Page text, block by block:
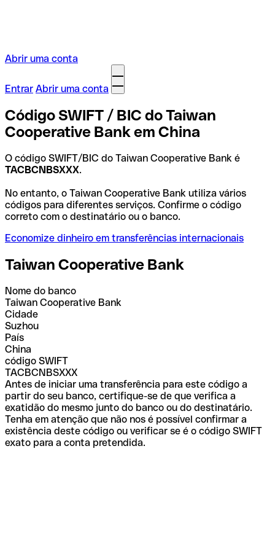
Abrir uma conta
Entrar Abrir uma conta
Código SWIFT / BIC do Taiwan
Cooperative Bank em China
O código SWIFT/BIC do Taiwan Cooperative Bank é
TACBCNBSXXX.
No entanto, o Taiwan Cooperative Bank utiliza vários
códigos para diferentes serviços. Confirme o código
correto com o destinatário ou o banco.
Economize dinheiro em transferências internacionais
Taiwan Cooperative Bank
Nome do banco
Taiwan Cooperative Bank
Cidade
Suzhou
País
China
código SWIFT
TACBCNBSXXX
Antes de iniciar uma transferência para este código a
partir do seu banco, certifique-se de que verifica a
exatidão do mesmo junto do banco ou do destinatário.
Tenha em atenção que não nos é possível confirmar a
existência deste código ou verificar se é o código SWIFT
exato para a conta pretendida.